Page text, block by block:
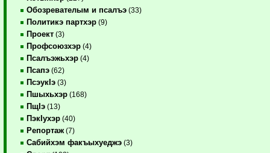
Обозревателым и псалъэ (33)
Политикэ партхэр (9)
Проект (3)
Профсоюзхэр (4)
Псалъэжьхэр (4)
Псапэ (62)
ПсэукIэ (3)
Пшыхьхэр (168)
ПщIэ (13)
ПэкIухэр (40)
Репортаж (7)
Сабийхэм факъыхуеджэ (3)